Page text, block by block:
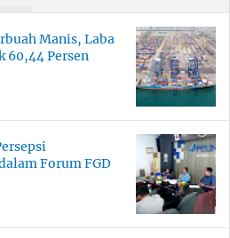
Manis, Laba
60,44 Persen
Forum FGD